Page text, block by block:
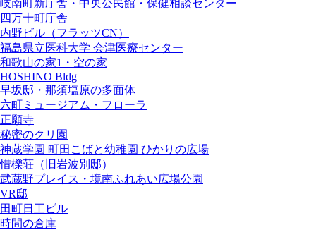
岐南町新庁舎・中央公⺠館・保健相談センター
四万十町庁舎
内野ビル（フラッツCN）
福島県立医科大学 会津医療センター
和歌山の家1・空の家
HOSHINO Bldg
早坂邸・那須塩原の多面体
六町ミュージアム・フローラ
正願寺
秘密のクリ園
神蔵学園 町田こばと幼稚園 ひかりの広場
惜櫟荘（旧岩波別邸）
武蔵野プレイス・境南ふれあい広場公園
VR邸
田町日工ビル
時間の倉庫